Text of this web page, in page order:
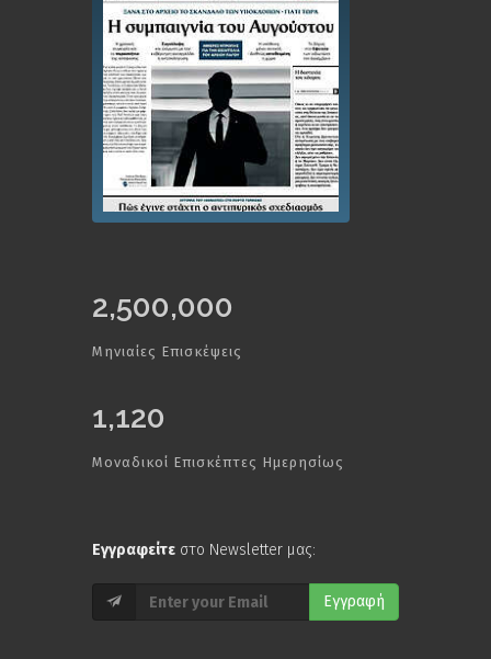
2,500,000
Μηνιαίες Επισκέψεις
1,120
Μοναδικοί Επισκέπτες Ημερησίως
Εγγραφείτε στο Newsletter μας:
Εγγραφή